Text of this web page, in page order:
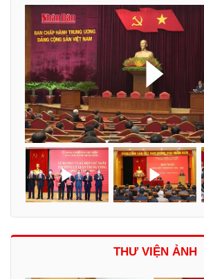
THƯ VIỆN ẢNH